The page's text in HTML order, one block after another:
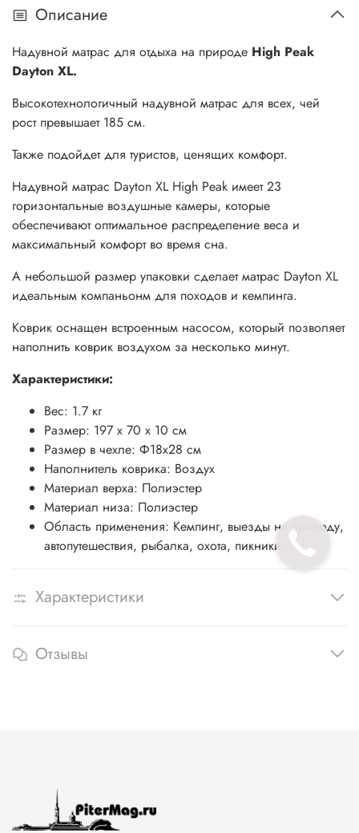
Материал верха: Полиэстер
Область применения: Кемпинг, выезды на природу,
автопутешествия, рыбалка, охота, пикники.
Описание
Надувной матрас для отдыха на природе High Peak
Dayton XL.
Высокотехнологичный надувной матрас для всех, чей
рост превышает 185 см.
Также подойдет для туристов, ценящих комфорт.
Надувной матрас Dayton XL High Peak имеет 23
горизонтальные воздушные камеры, которые
обеспечивают оптимальное распределение веса и
максимальный комфорт во время сна.
А небольшой размер упаковки сделает матрас Dayton XL
идеальным компаньонм для походов и кемпинга.
Коврик оснащен встроенным насосом, который позволяет
наполнить коврик воздухом за несколько минут.
Характеристики:
Вес: 1.7 кг
Размер: 197 х 70 х 10 см
Размер в чехле: Ф18х28 см
Наполнитель коврика: Воздух
Материал верха: Полиэстер
Материал низа: Полиэстер
Область применения: Кемпинг, выезды на природу,
автопутешествия, рыбалка, охота, пикники.
Характеристики
Отзывы